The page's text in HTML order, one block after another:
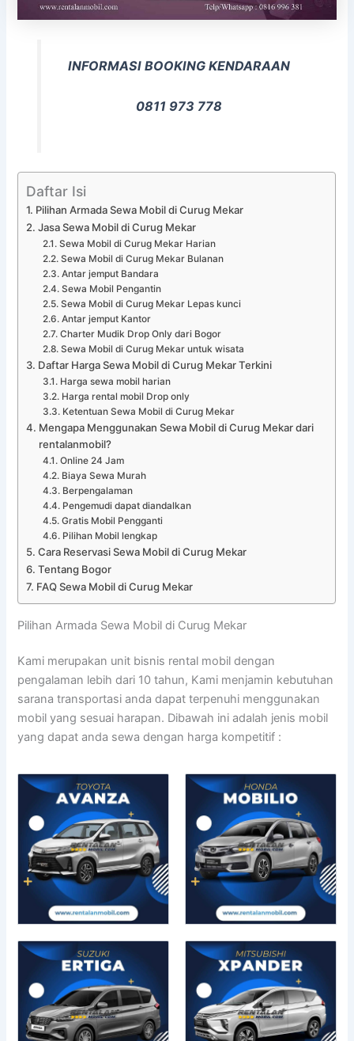
INFORMASI BOOKING KENDARAAN
0811 973 778
Daftar Isi
Pilihan Armada Sewa Mobil di Curug Mekar
Jasa Sewa Mobil di Curug Mekar
Sewa Mobil di Curug Mekar Harian
Sewa Mobil di Curug Mekar Bulanan
Antar jemput Bandara
Sewa Mobil Pengantin
Sewa Mobil di Curug Mekar Lepas kunci
Antar jemput Kantor
Charter Mudik Drop Only dari Bogor
Sewa Mobil di Curug Mekar untuk wisata
Daftar Harga Sewa Mobil di Curug Mekar Terkini
Harga sewa mobil harian
Harga rental mobil Drop only
Ketentuan Sewa Mobil di Curug Mekar
Mengapa Menggunakan Sewa Mobil di Curug Mekar dari
rentalanmobil?
Online 24 Jam
Biaya Sewa Murah
Berpengalaman
Pengemudi dapat diandalkan
Gratis Mobil Pengganti
Pilihan Mobil lengkap
Cara Reservasi Sewa Mobil di Curug Mekar
Tentang Bogor
FAQ Sewa Mobil di Curug Mekar
Pilihan Armada Sewa Mobil di Curug Mekar
Kami merupakan unit bisnis rental mobil dengan
pengalaman lebih dari 10 tahun, Kami menjamin kebutuhan
sarana transportasi anda dapat terpenuhi menggunakan
mobil yang sesuai harapan. Dibawah ini adalah jenis mobil
yang dapat anda sewa dengan harga kompetitif :